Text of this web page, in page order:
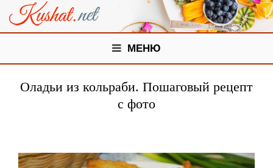
МЕНЮ
Оладьи из кольраби. Пошаговый рецепт
с фото